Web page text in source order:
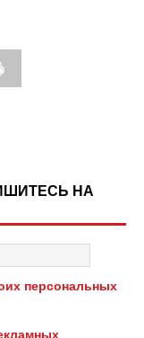
НА
персональных